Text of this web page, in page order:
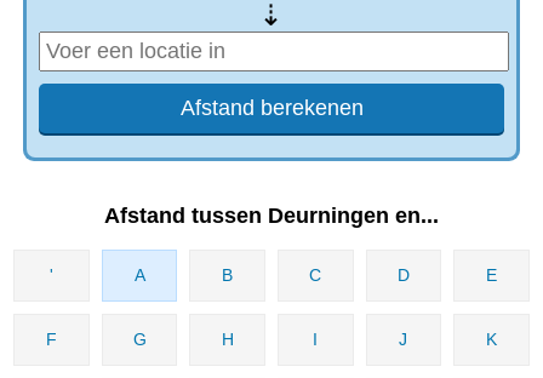
⇢
Afstand tussen Deurningen en...
' A B C D E
F G H I J K